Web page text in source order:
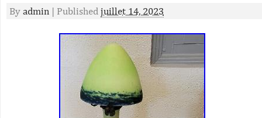
By admin | Published juillet 14, 2023